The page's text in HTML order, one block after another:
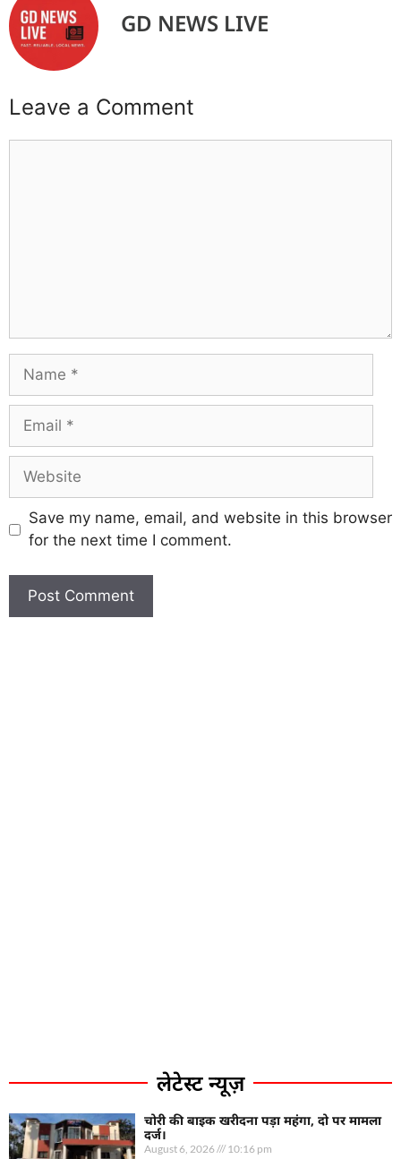
लेटेस्ट न्यूज़
चोरी की बाइक खरीदना पड़ा महंगा, दो पर मामला
दर्ज।
August 6, 2026 10:16 pm
GD NEWS LIVE
Leave a Comment
Save my name, email, and website in this browser
for the next time I comment.